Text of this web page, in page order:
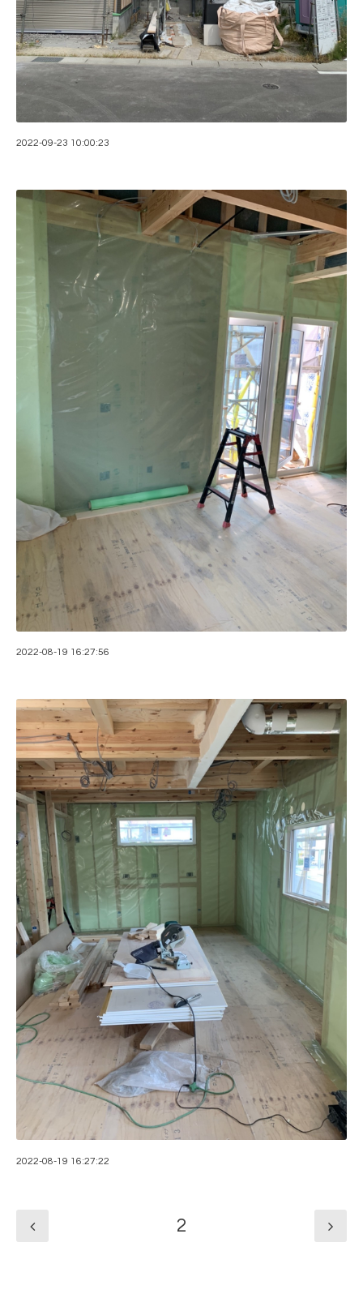
2022-09-23 10:00:23
2022-08-19 16:27:56
2022-08-19 16:27:22
2